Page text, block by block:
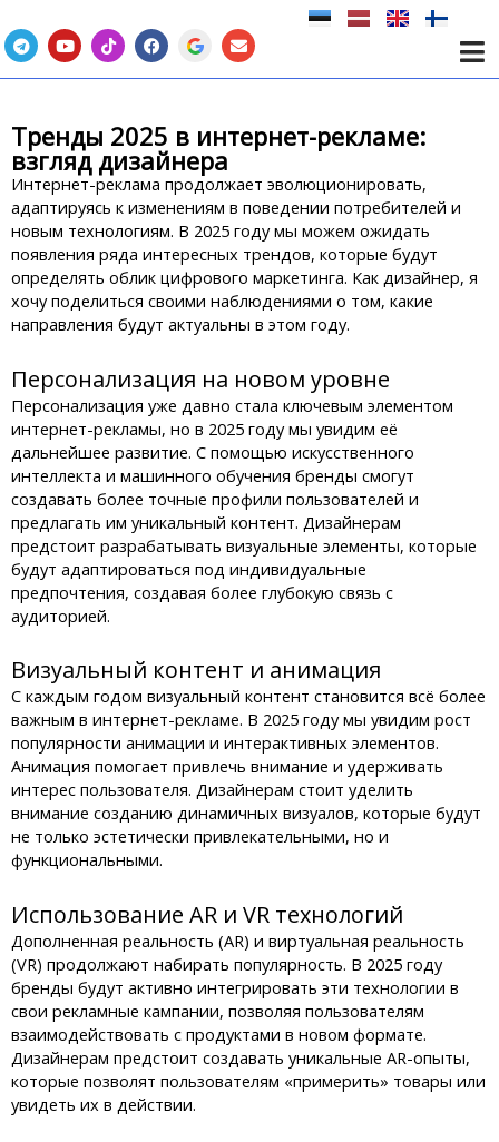
к
содержимому
T
e
l
e
a
m
Y
o
u
t
e
T
i
k
t
F
a
c
e
o
k
E
n
v
e
p
e
Тренды 2025 в интернет-рекламе:
взгляд дизайнера
Интернет-реклама продолжает эволюционировать,
адаптируясь к изменениям в поведении потребителей и
новым технологиям. В 2025 году мы можем ожидать
появления ряда интересных трендов, которые будут
определять облик цифрового маркетинга. Как дизайнер, я
хочу поделиться своими наблюдениями о том, какие
направления будут актуальны в этом году.
Персонализация на новом уровне
Персонализация уже давно стала ключевым элементом
интернет-рекламы, но в 2025 году мы увидим её
дальнейшее развитие. С помощью искусственного
интеллекта и машинного обучения бренды смогут
создавать более точные профили пользователей и
предлагать им уникальный контент. Дизайнерам
предстоит разрабатывать визуальные элементы, которые
будут адаптироваться под индивидуальные
предпочтения, создавая более глубокую связь с
аудиторией.
Визуальный контент и анимация
С каждым годом визуальный контент становится всё более
важным в интернет-рекламе. В 2025 году мы увидим рост
популярности анимации и интерактивных элементов.
Анимация помогает привлечь внимание и удерживать
интерес пользователя. Дизайнерам стоит уделить
внимание созданию динамичных визуалов, которые будут
не только эстетически привлекательными, но и
функциональными.
Использование AR и VR технологий
Дополненная реальность (AR) и виртуальная реальность
(VR) продолжают набирать популярность. В 2025 году
бренды будут активно интегрировать эти технологии в
свои рекламные кампании, позволяя пользователям
взаимодействовать с продуктами в новом формате.
Дизайнерам предстоит создавать уникальные AR-опыты,
которые позволят пользователям «примерить» товары или
увидеть их в действии.